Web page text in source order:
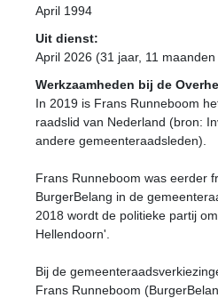
April 1994
Uit dienst:
April 2026 (31 jaar, 11
Werkzaamheden bij de
In 2019 is Frans Runneboom
raadslid van Nederland (bron:
andere gemeenteraadsleden).
Frans Runneboom was eerder
BurgerBelang in de
2018 wordt de politieke partij
Hellendoorn'.
Bij de
Frans Runneboom